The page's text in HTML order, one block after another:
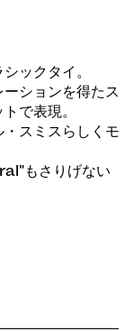
ックタイ。
ションを得たス
で表現。
スミスらしくモ
もさりげない